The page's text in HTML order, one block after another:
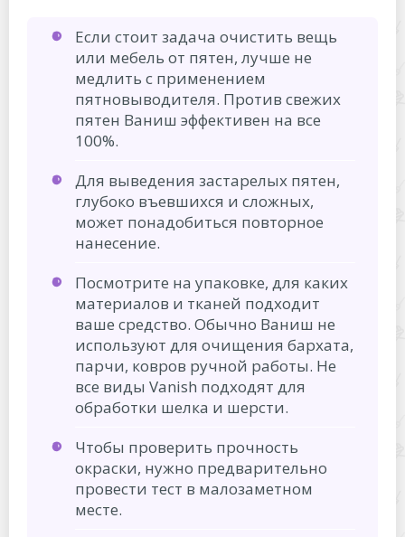
Если стоит задача очистить вещь
или мебель от пятен, лучше не
медлить с применением
пятновыводителя. Против свежих
пятен Ваниш эффективен на все
100%.
Для выведения застарелых пятен,
глубоко въевшихся и сложных,
может понадобиться повторное
нанесение.
Посмотрите на упаковке, для каких
материалов и тканей подходит
ваше средство. Обычно Ваниш не
используют для очищения бархата,
парчи, ковров ручной работы. Не
все виды Vanish подходят для
обработки шелка и шерсти.
Чтобы проверить прочность
окраски, нужно предварительно
провести тест в малозаметном
месте.